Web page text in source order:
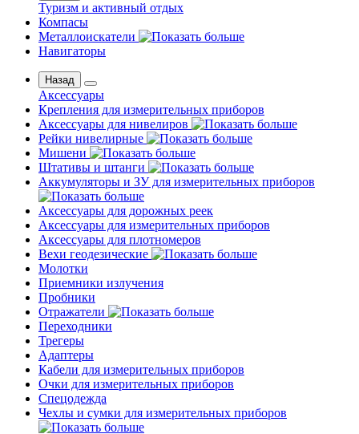
Туризм и активный отдых
Компасы
Металлоискатели
Навигаторы
Назад
Аксессуары
Крепления для измерительных приборов
Аксессуары для нивелиров
Рейки нивелирные
Мишени
Штативы и штанги
Аккумуляторы и ЗУ для измерительных приборов
Аксессуары для дорожных реек
Аксессуары для измерительных приборов
Аксессуары для плотномеров
Вехи геодезические
Молотки
Приемники излучения
Пробники
Отражатели
Переходники
Трегеры
Адаптеры
Кабели для измерительных приборов
Очки для измерительных приборов
Спецодежда
Чехлы и сумки для измерительных приборов